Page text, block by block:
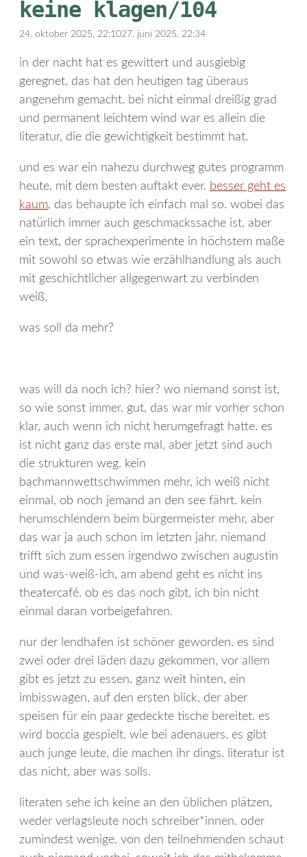
keine klagen/104
24. oktober 2025, 22:1027. juni 2025, 22:34
in der nacht hat es gewittert und ausgiebig
geregnet, das hat den heutigen tag überaus
angenehm gemacht. bei nicht einmal dreißig grad
und permanent leichtem wind war es allein die
literatur, die die gewichtigkeit bestimmt hat.
und es war ein nahezu durchweg gutes programm
heute, mit dem besten auftakt ever. besser geht es
kaum, das behaupte ich einfach mal so. wobei das
natürlich immer auch geschmackssache ist. aber
ein text, der sprachexperimente in höchstem maße
mit sowohl so etwas wie erzählhandlung als auch
mit geschichtlicher allgegenwart zu verbinden
weiß.
was soll da mehr?
was will da noch ich? hier? wo niemand sonst ist,
so wie sonst immer. gut, das war mir vorher schon
klar, auch wenn ich nicht herumgefragt hatte. es
ist nicht ganz das erste mal, aber jetzt sind auch
die strukturen weg. kein
bachmannwettschwimmen mehr, ich weiß nicht
einmal, ob noch jemand an den see fährt. kein
herumschlendern beim bürgermeister mehr, aber
das war ja auch schon im letzten jahr. niemand
trifft sich zum essen irgendwo zwischen augustin
und was-weiß-ich, am abend geht es nicht ins
theatercafé. ob es das noch gibt, ich bin nicht
einmal daran vorbeigefahren.
nur der lendhafen ist schöner geworden. es sind
zwei oder drei läden dazu gekommen, vor allem
gibt es jetzt zu essen. ganz weit hinten, ein
imbisswagen, auf den ersten blick, der aber
speisen für ein paar gedeckte tische bereitet. es
wird boccia gespielt, wie bei adenauers. es gibt
auch junge leute, die machen ihr dings. literatur ist
das nicht, aber was solls.
literaten sehe ich keine an den üblichen plätzen,
weder verlagsleute noch schreiber*innen. oder
zumindest wenige. von den teilnehmenden schaut